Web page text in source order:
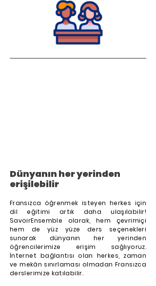
Dünyanın her yerinden
erişilebilir
Fransızca öğrenmek isteyen herkes için
dil eğitimi artık daha ulaşılabilir!
SavoirEnsemble olarak, hem çevrimiçi
hem de yüz yüze ders seçenekleri
sunarak dünyanın her yerinden
öğrencilerimize erişim sağlıyoruz.
İnternet bağlantısı olan herkes, zaman
ve mekân sınırlaması olmadan Fransızca
derslerimize katılabilir.